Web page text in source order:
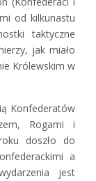
od kilkunastu
taktyczne
jak miało
Królewskim w
Konfederatów
Rogami i
doszło do
a
jest